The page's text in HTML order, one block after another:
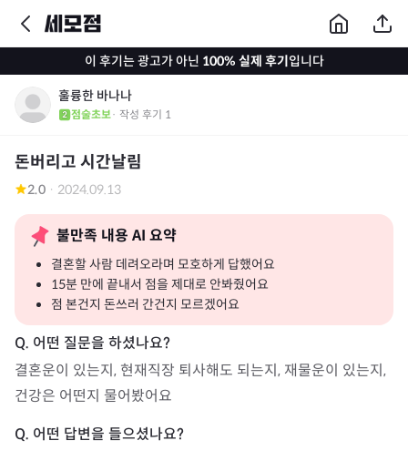
이 후기는 광고가 아닌 100% 실제 후기입니다
훌륭한 바나나
점술초보· 작성 후기 1
돈버리고 시간날림
2.0 · 2024.09.13
불만족 내용 AI 요약
결혼할 사람 데려오라며 모호하게 답했어요
15분 만에 끝내서 점을 제대로 안봐줬어요
점 본건지 돈쓰러 간건지 모르겠어요
결혼운이 있는지, 현재직장 퇴사해도 되는지, 재물운이 있는지,
건강은 어떤지 물어봤어요